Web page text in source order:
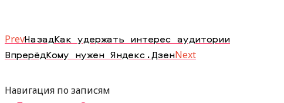
PrevНазадКак удержать интерес аудитории
ВпрерёдКому нужен Яндекс.ДзенNext
Навигация по записям